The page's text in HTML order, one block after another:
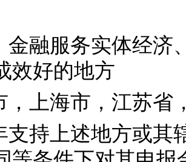
金融服务实体经济
效好的地方
，上海市，江苏省
支持上述地方或其